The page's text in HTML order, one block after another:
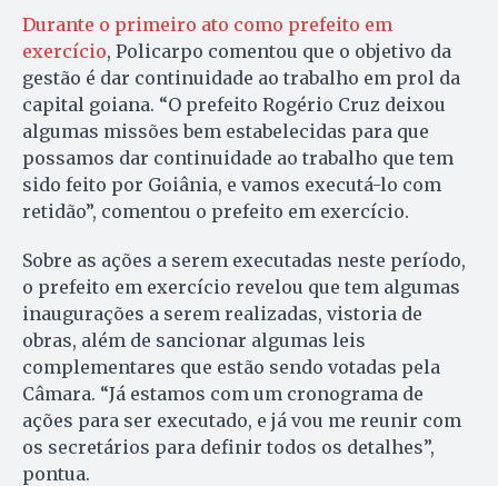
Durante o primeiro ato como prefeito em
exercício, Policarpo comentou que o objetivo da
gestão é dar continuidade ao trabalho em prol da
capital goiana. “O prefeito Rogério Cruz deixou
algumas missões bem estabelecidas para que
possamos dar continuidade ao trabalho que tem
sido feito por Goiânia, e vamos executá-lo com
retidão”, comentou o prefeito em exercício.
Sobre as ações a serem executadas neste período,
o prefeito em exercício revelou que tem algumas
inaugurações a serem realizadas, vistoria de
obras, além de sancionar algumas leis
complementares que estão sendo votadas pela
Câmara. “Já estamos com um cronograma de
ações para ser executado, e já vou me reunir com
os secretários para definir todos os detalhes”,
pontua.